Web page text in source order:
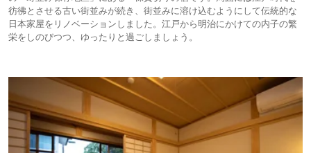
彷彿とさせる古い街並みが続き、街並みに溶け込むようにして伝統的な
日本家屋をリノベーションしました。江戸から明治にかけての内子の繁
栄をしのびつつ、ゆったりと過ごしましょう。